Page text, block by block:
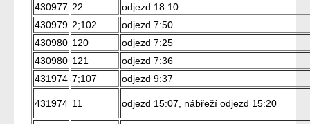
430977 22
odjezd 18:10
430979 2;102
odjezd 7:50
430980 120
odjezd 7:25
430980 121
odjezd 7:36
431974 7;107 odjezd 9:37
431974 11 odjezd 15:07, nábřeží odjezd 15:20